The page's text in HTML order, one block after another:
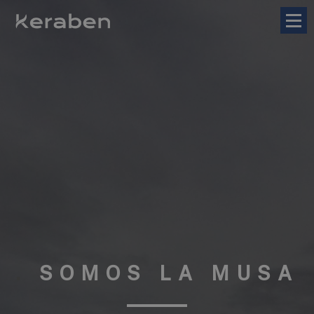
SOMOS LA MUSA